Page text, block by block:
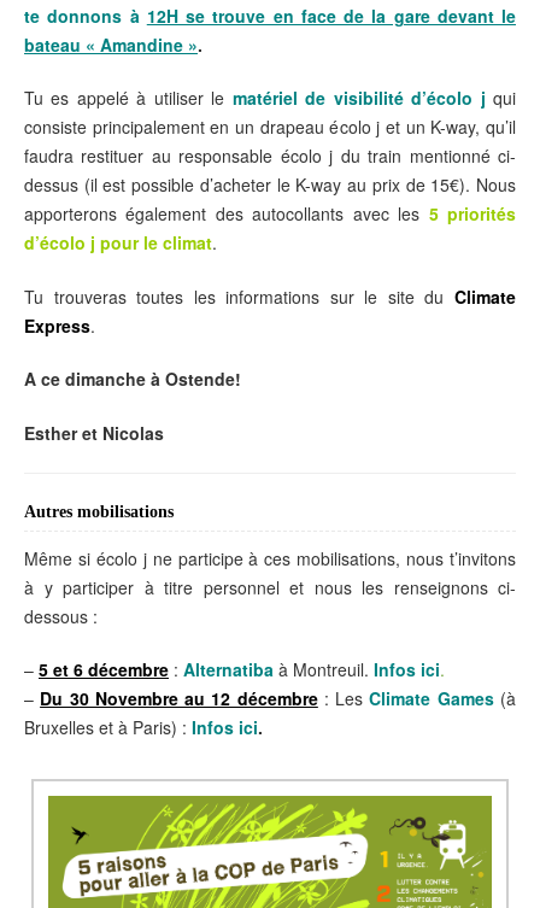
te donnons à 12H se trouve en face de la gare devant le
bateau « Amandine ».
Tu es appelé à utiliser le matériel de visibilité d’écolo j qui
consiste principalement en un drapeau écolo j et un K-way, qu’il
faudra restituer au responsable écolo j du train mentionné ci-
dessus (il est possible d’acheter le K-way au prix de 15€). Nous
apporterons également des autocollants avec les 5 priorités
d’écolo j pour le climat.
Tu trouveras toutes les informations sur le site du Climate
Express.
A ce dimanche à Ostende!
Esther et Nicolas
Autres mobilisations
Même si écolo j ne participe à ces mobilisations, nous t’invitons
à y participer à titre personnel et nous les renseignons ci-
dessous :
– 5 et 6 décembre : Alternatiba à Montreuil. Infos ici.
– Du 30 Novembre au 12 décembre: LesClimate Games(à
Bruxelles et à Paris) : Infos ici.